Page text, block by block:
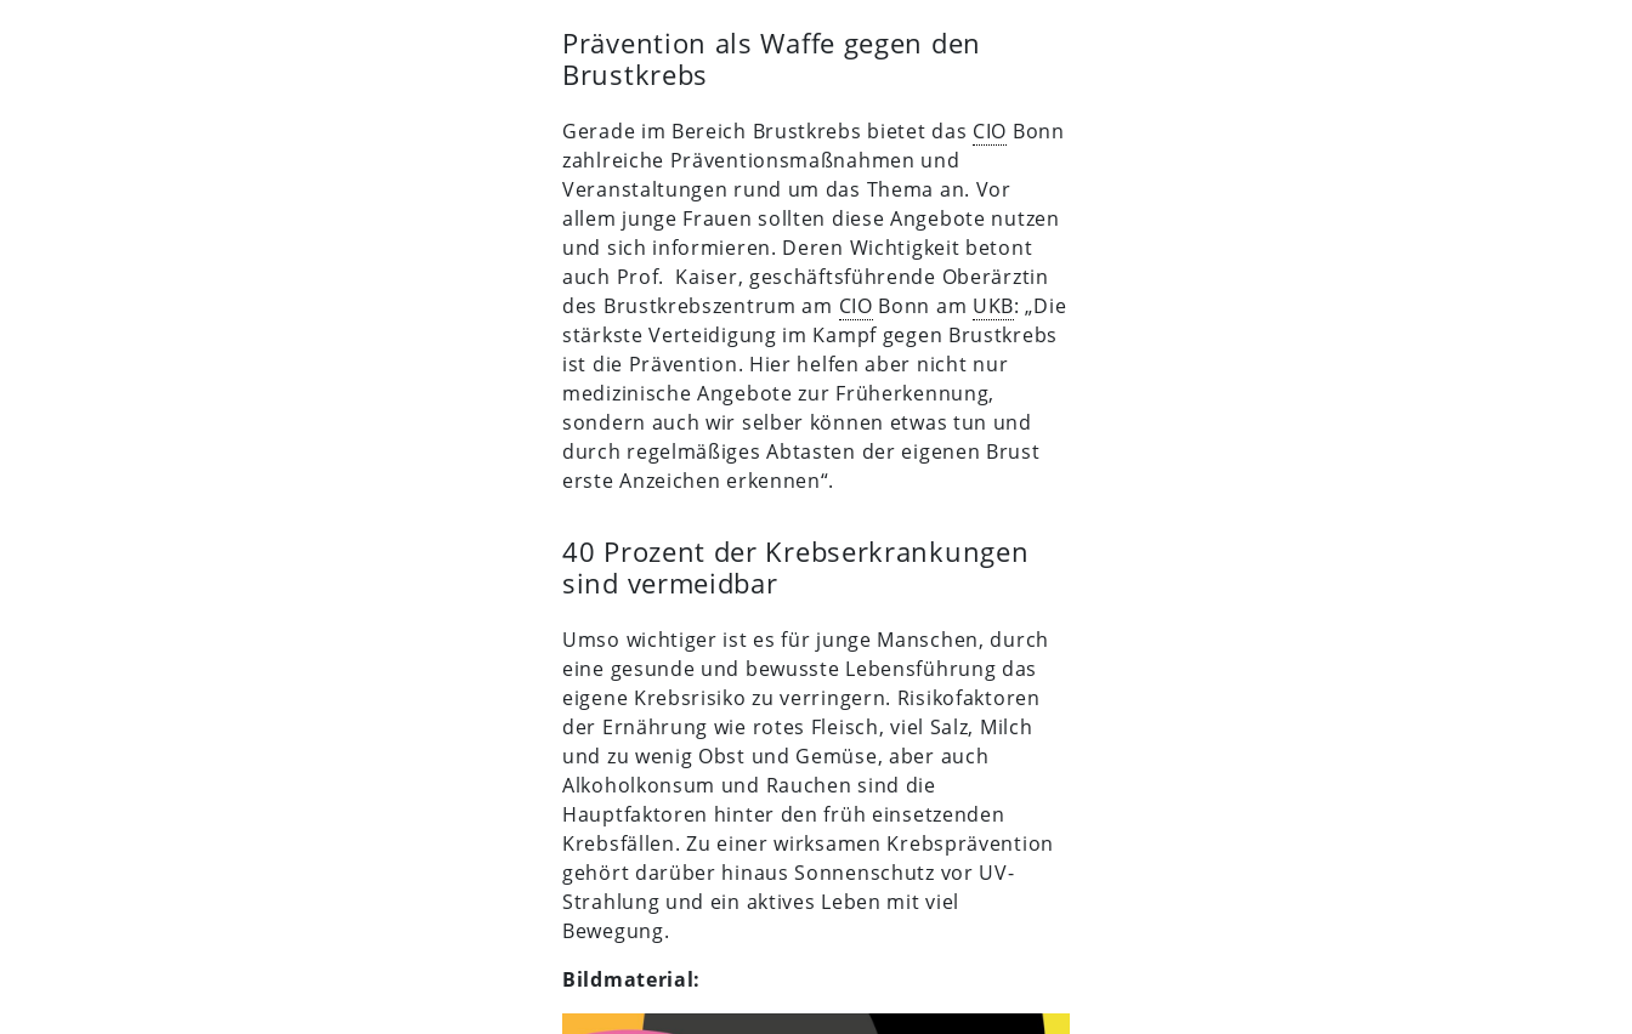
Prävention als Waffe gegen den
Brustkrebs
Gerade im Bereich Brustkrebs bietet das CIO Bonn
zahlreiche Präventionsmaßnahmen und
Veranstaltungen rund um das Thema an. Vor
allem junge Frauen sollten diese Angebote nutzen
und sich informieren. Deren Wichtigkeit betont
auch Prof. Kaiser, geschäftsführende Oberärztin
des Brustkrebszentrum am CIO Bonn am UKB: „Die
stärkste Verteidigung im Kampf gegen Brustkrebs
ist die Prävention. Hier helfen aber nicht nur
medizinische Angebote zur Früherkennung,
sondern auch wir selber können etwas tun und
durch regelmäßiges Abtasten der eigenen Brust
erste Anzeichen erkennen“.
40 Prozent der Krebserkrankungen
sind vermeidbar
Umso wichtiger ist es für junge Manschen, durch
eine gesunde und bewusste Lebensführung das
eigene Krebsrisiko zu verringern. Risikofaktoren
der Ernährung wie rotes Fleisch, viel Salz, Milch
und zu wenig Obst und Gemüse, aber auch
Alkoholkonsum und Rauchen sind die
Hauptfaktoren hinter den früh einsetzenden
Krebsfällen. Zu einer wirksamen Krebsprävention
gehört darüber hinaus Sonnenschutz vor UV-
Strahlung und ein aktives Leben mit viel
Bewegung.
Bildmaterial: